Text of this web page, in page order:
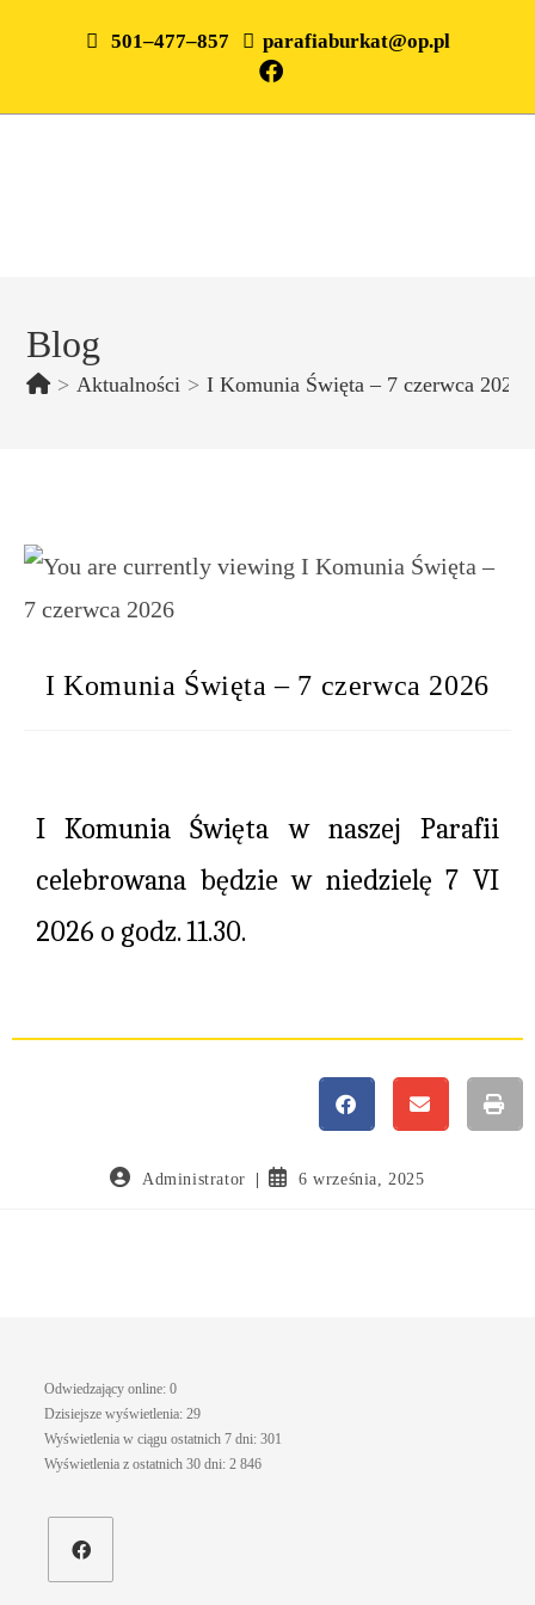
501–477–857 parafiaburkat@op.pl
Blog
> Aktualności > I Komunia Święta – 7 czerwca 2026
I Komunia Święta – 7 czerwca 2026
I Komunia Święta w naszej Parafii
celebrowana będzie w niedzielę 7 VI
2026 o godz. 11.30.
Administrator 6 września, 2025
Odwiedzający online:0
Dzisiejsze wyświetlenia:29
Wyświetlenia w ciągu ostatnich 7 dni:301
Wyświetlenia z ostatnich 30 dni:2 846